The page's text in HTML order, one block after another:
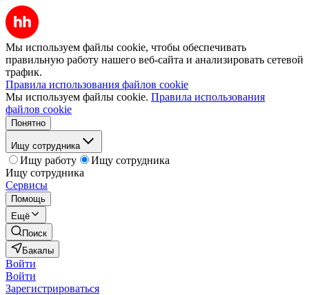
Мы используем файлы cookie, чтобы обеспечивать
правильную работу нашего веб-сайта и анализировать сетевой
трафик.
Правила использования файлов cookie
Мы используем файлы cookie. Правила использования
файлов cookie
Понятно
Ищу сотрудника
Ищу работу
Ищу сотрудника
Ищу сотрудника
Сервисы
Помощь
Ещё
Поиск
Бакалы
Войти
Войти
Зарегистрироваться